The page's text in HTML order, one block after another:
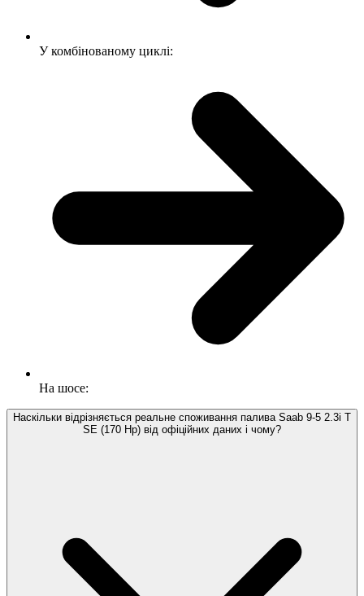
У комбінованому циклі:
На шосе:
Наскільки відрізняється реальне споживання палива Saab 9-5 2.3i T
SE (170 Hp) від офіційних даних і чому?